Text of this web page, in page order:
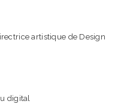
artistique de Design
digital